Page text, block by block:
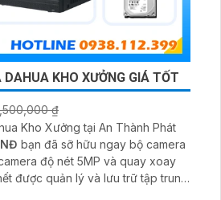
KHO XƯỞNG GIÁ TỐT
₫
Kho Xưởng tại An Thành Phát
bạn đã sỡ hữu ngay bộ camera
độ nét 5MP và quay xoay
được quản lý và lưu trữ tập trung